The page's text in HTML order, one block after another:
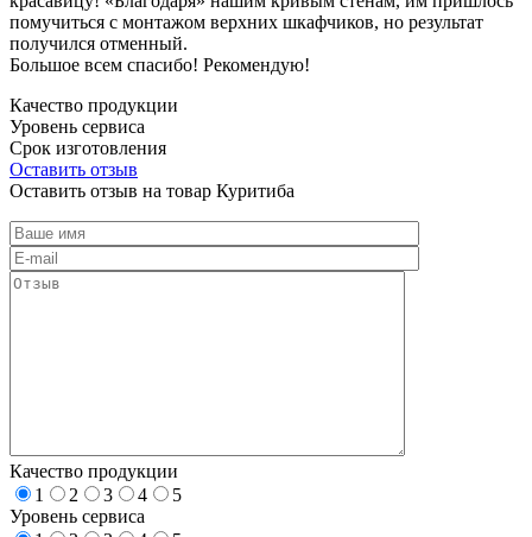
помучиться с монтажом верхних шкафчиков, но результат
получился отменный.
Большое всем спасибо! Рекомендую!
Качество продукции
Уровень сервиса
Срок изготовления
Оставить отзыв
Оставить отзыв на товар Куритиба
Качество продукции
1
2 3 4
5
Уровень сервиса